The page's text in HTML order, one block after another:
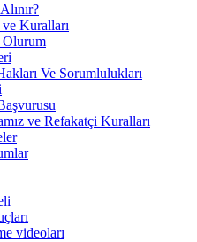
Kuralları
Olurum
Ve Sorumlulukları
ve Refakatçi Kuralları
videoları